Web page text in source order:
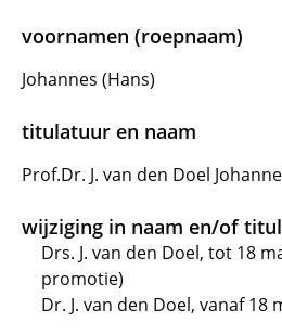
voornamen (roepnaam)
Johannes (Hans)
titulatuur en naam
Prof.Dr. J. van den Doel
wijziging in naam en/of
Drs. J. van den Doel, tot 18
promotie)
Dr. J. van den Doel, vanaf 18